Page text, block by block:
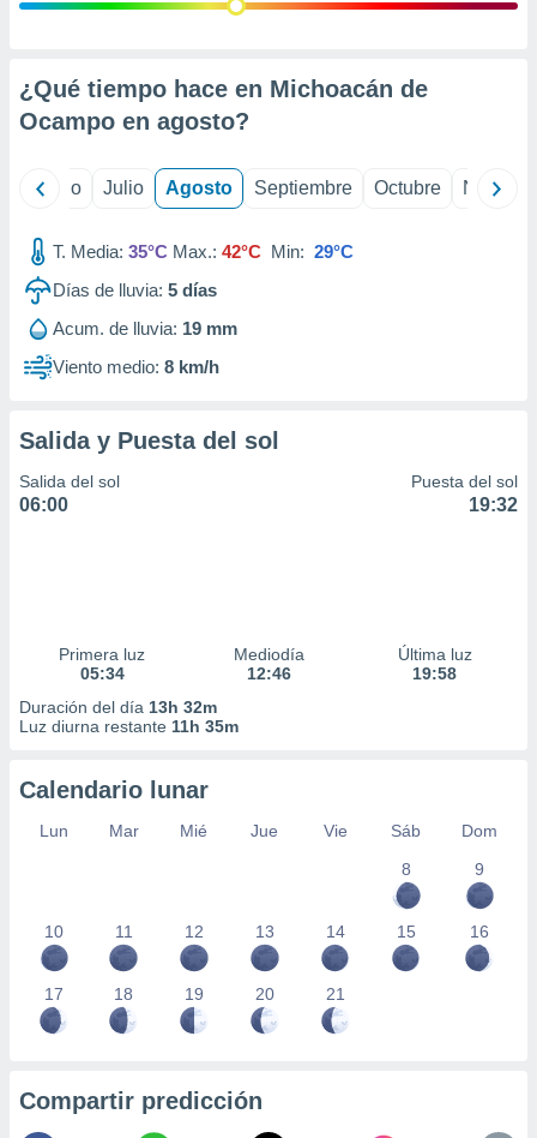
e
mediante
publicidad
de
1199
¿Qué tiempo hace en Michoacán de
Ocampo en agosto?
Junio Julio Agosto Septiembre Octubre
T. Media: 35°C Max.: 42°C Min: 29°C
Días de lluvia: 5 días
Acum. de lluvia: 19 mm
Viento medio: 8 km/h
Salida y Puesta del sol
Salida del sol
06:00
Puesta del sol
19:32
Primera luz
05:34
Mediodía
12:46
Última luz
19:58
Duración del día 13h 32m
Luz diurna restante 11h 35m
Calendario lunar
Lun Mar Mié Jue Vie Sáb
Dom
8
9
10 11 12 13 14 15 16
17 18 19 20 21
Compartir predicción